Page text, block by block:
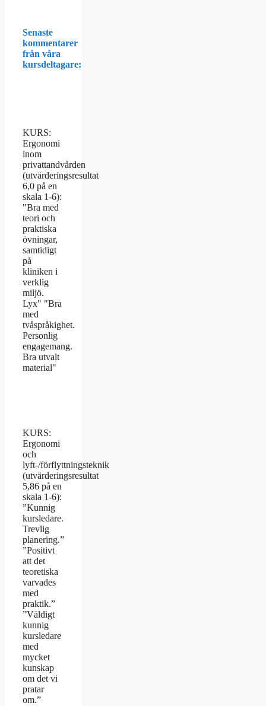
Senaste
kommentarer
från våra
kursdeltagare:
KURS:
Ergonomi
inom
privattandvården
(utvärderingsresultat
6,0 på en
skala 1-6):
"Bra med
teori och
praktiska
övningar,
samtidigt
på
kliniken i
verklig
miljö.
Lyx" "Bra
med
tvåspråkighet.
Personlig
engagemang.
Bra utvalt
material"
KURS:
Ergonomi
och
lyft-/förflyttningsteknik
(utvärderingsresultat
5,86 på en
skala 1-6):
”Kunnig
kursledare.
Trevlig
planering.”
”Positivt
att det
teoretiska
varvades
med
praktik.”
”Väldigt
kunnig
kursledare
med
mycket
kunskap
om det vi
pratar
om.”